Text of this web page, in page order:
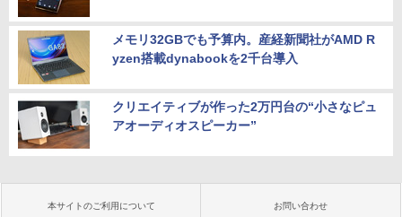
メモリ32GBでも予算内。産経新聞社がAMD R
yzen搭載dynabookを2千台導入
クリエイティブが作った2万円台の“小さなピュ
アオーディオスピーカー”
本サイトのご利用について お問い合わせ